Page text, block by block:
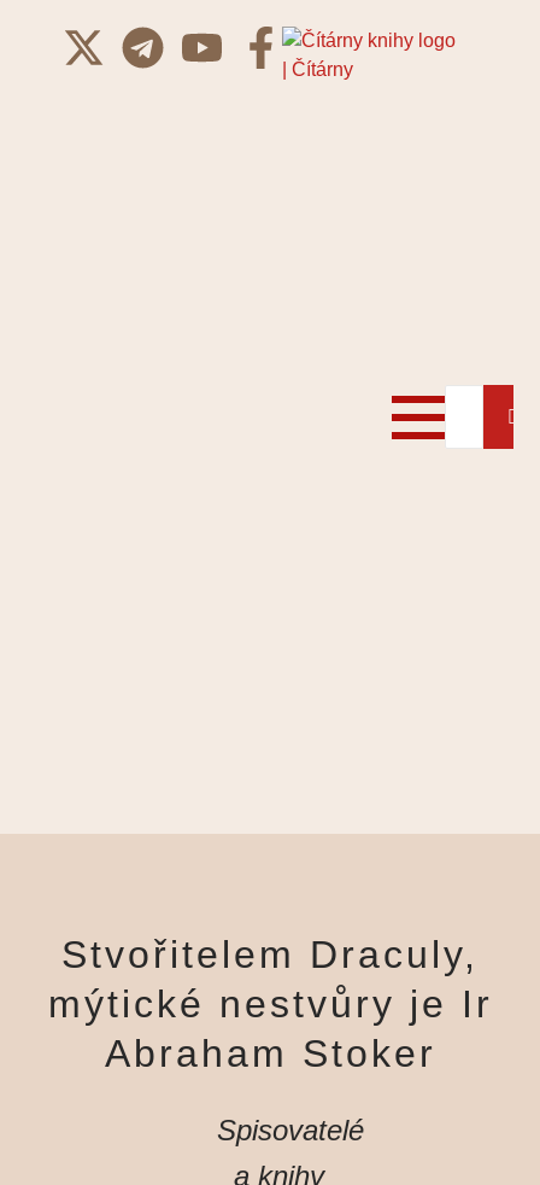
Stvořitelem Draculy,
mýtické nestvůry je Ir
Abraham Stoker
Spisovatelé
a knihy